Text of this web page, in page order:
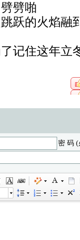
劈啪
跃的火焰融
记住这年立
密 码